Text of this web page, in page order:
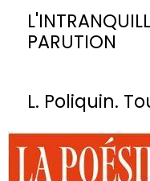
PARUTION
L. Poliquin.